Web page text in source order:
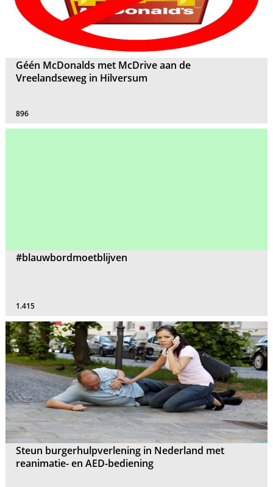
Géén McDonalds met McDrive aan de
Vreelandseweg in Hilversum
896
#blauwbordmoetblijven
1.415
Steun burgerhulpverlening in Nederland met
reanimatie- en AED-bediening